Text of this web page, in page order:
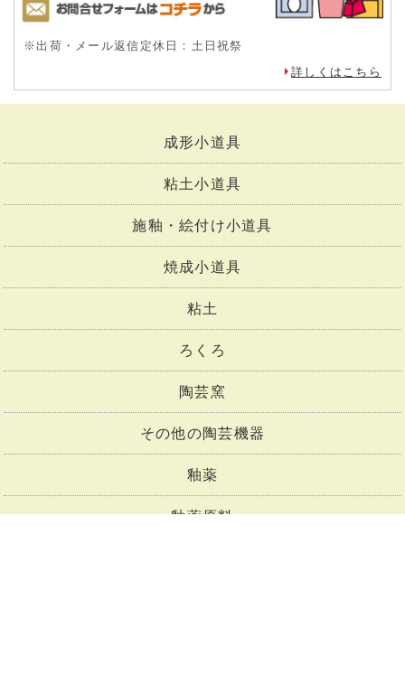
※出荷・メール返信定休日：土日祝祭
詳しくはこちら
成形小道具
粘土小道具
施釉・絵付け小道具
焼成小道具
粘土
ろくろ
陶芸窯
その他の陶芸機器
釉薬
釉薬原料